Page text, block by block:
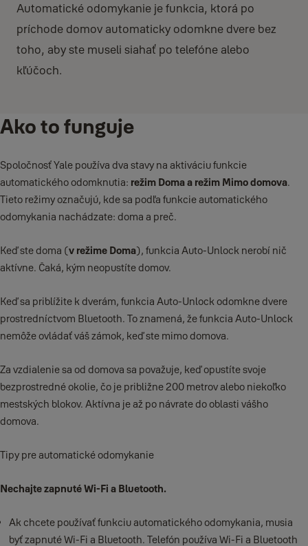
Automatické odomykanie je funkcia, ktorá po
príchode domov automaticky odomkne dvere bez
toho, aby ste museli siahať po telefóne alebo
kľúčoch.
Ako to funguje
Spoločnosť Yale používa dva stavy na aktiváciu funkcie
automatického odomknutia: režim Doma a režim Mimo domova.
Tieto režimy označujú, kde sa podľa funkcie automatického
odomykania nachádzate: doma a preč.
Keď ste doma (v režime Doma), funkcia Auto-Unlock nerobí nič
aktívne. Čaká, kým neopustíte domov.
Keď sa priblížite k dverám, funkcia Auto-Unlock odomkne dvere
prostredníctvom Bluetooth. To znamená, že funkcia Auto-Unlock
nemôže ovládať váš zámok, keď ste mimo domova.
Za vzdialenie sa od domova sa považuje, keď opustíte svoje
bezprostredné okolie, čo je približne 200 metrov alebo niekoľko
mestských blokov. Aktívna je až po návrate do oblasti vášho
domova.
Tipy pre automatické odomykanie
Nechajte zapnuté Wi-Fi a Bluetooth.
Ak chcete používať funkciu automatického odomykania, musia
byť zapnuté Wi-Fi a Bluetooth. Telefón používa Wi-Fi a Bluetooth